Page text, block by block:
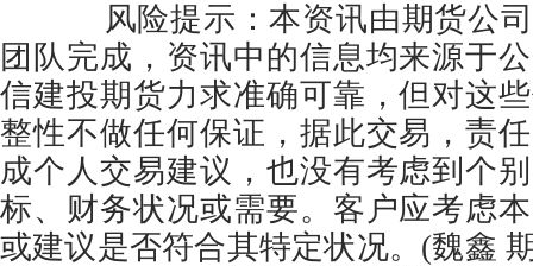
风险提示：本资讯由期货公司
团队完成，资讯中的信息均来源于
信建投期货力求准确可靠，但对这
整性不做任何保证，据此交易，责
成个人交易建议，也没有考虑到个
标、财务状况或需要。客户应考虑
或建议是否符合其特定状况。(魏鑫